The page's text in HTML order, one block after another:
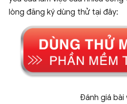
lòng đăng ký dùng thử tại đây:
Đánh giá bài